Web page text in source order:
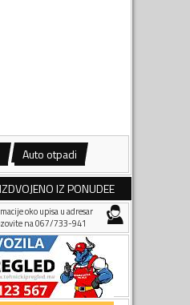
Auto otpadi
IZ PONUDEE
oko upisa u adresar
na 067/733-941